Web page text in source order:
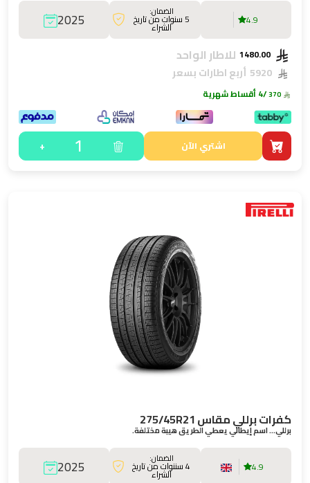
4.9
الضمان:
5 سنوات من تاريخ
الشراء 2025
للاطار الواحد
أربع اطارات بسعر
/4 أقساط شهرية
اشتري الآن 1
+
كفرات برللي مقاس 275/45R21
برللي… اسم إيطالي يعطي الطريق هيبة مختلفة.
4.9
الضمان:
4 سننوات من تاريخ
الشراء 2025